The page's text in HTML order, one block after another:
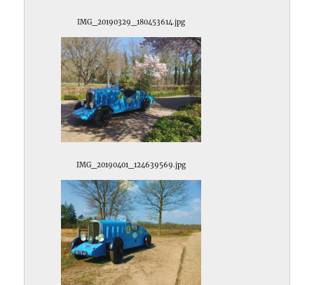
IMG_20190329_180453614.jpg
IMG_20190401_124639569.jpg